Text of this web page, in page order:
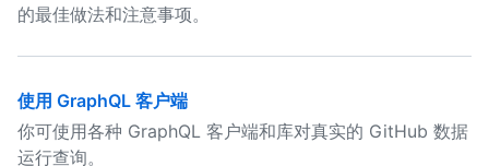
的最佳做法和注意事项。
使用 GraphQL 客户端
你可使用各种 GraphQL 客户端和库对真实的 GitHub 数据
运行查询。